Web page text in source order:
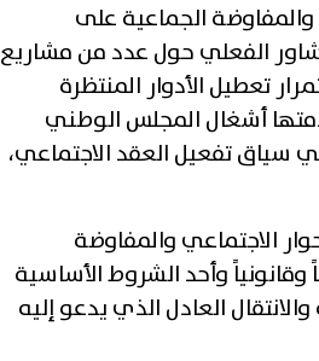
والمفاوضة الجماعية على
الفعلي حول عدد من مشاريع
تعطيل الأدوار المنتظرة
أشغال المجلس الوطني
الاجتماعي الذي تمّ استحداثه سنة 2018 في سياق تفعيل العقد الاجتماعي،
الاجتماعي والمفاوضة
وقانونياً وأحد الشروط الأساسية
العادل الذي يدعو إليه